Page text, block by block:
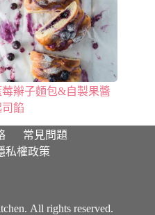
莓辮子麵包&自製果醬
餡
常見問題
私權政策
All rights reserved.